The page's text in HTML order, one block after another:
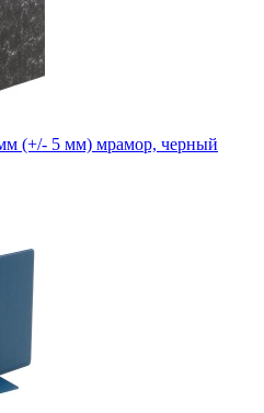
(+/- 5 мм) мрамор, черный